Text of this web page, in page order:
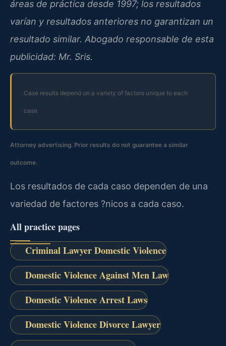
áreas de práctica desde 1997; los resultados
varían y resultados anteriores no garantizan un
resultado similar. Abogado responsable de esta
publicidad: Mr. Sris.
Case results depend on a variety of factors unique to each
case.
Attorney advertising. Prior results do not guarantee a similar
outcome.
Los resultados de cada caso dependen de una
variedad de factores ?nicos a cada caso.
All practice pages
Criminal Lawyer Domestic Violence
Domestic Violence Against Men Law
Domestic Violence Arrest Laws
Domestic Violence Divorce Lawyer